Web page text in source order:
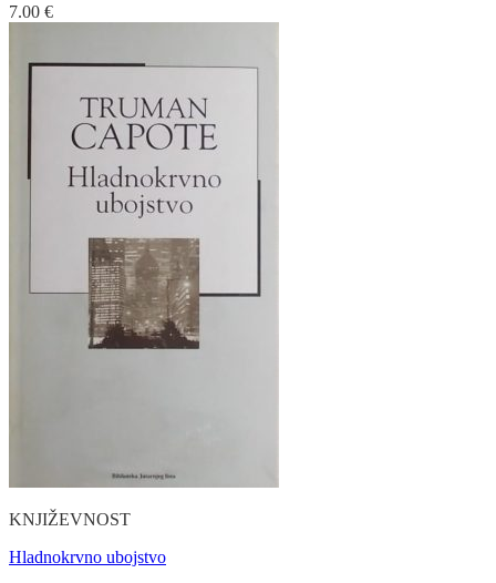
7.00 €
KNJIŽEVNOST
Hladnokrvno ubojstvo